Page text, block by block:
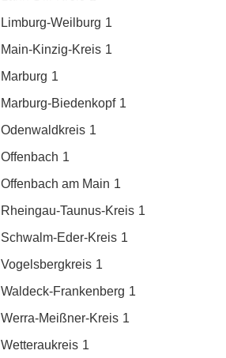
Limburg-Weilburg 1
Main-Kinzig-Kreis 1
Marburg 1
Marburg-Biedenkopf 1
Odenwaldkreis 1
Offenbach 1
Offenbach am Main 1
Rheingau-Taunus-Kreis 1
Schwalm-Eder-Kreis 1
Vogelsbergkreis 1
Waldeck-Frankenberg 1
Werra-Meißner-Kreis 1
Wetteraukreis 1